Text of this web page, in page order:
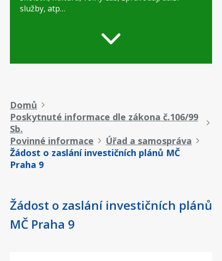
služby, atp…
Drobečková
navigace
Domů
Poskytnuté informace dle zákona č.106/99
Sb.
Povinné informace
Úřad a samospráva
Žádost o zaslání investičních plánů MČ
Praha 9
Žádost o zaslání investičních plánů
MČ Praha 9